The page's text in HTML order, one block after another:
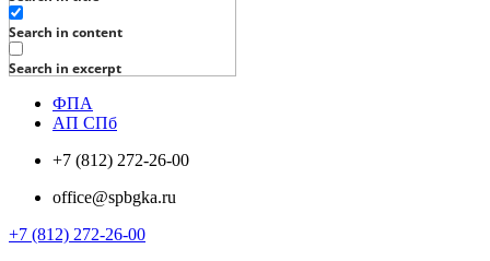
Search in content
Search in excerpt
ФПА
АП СПб
+7 (812) 272-26-00
office@spbgka.ru
+7 (812) 272-26-00